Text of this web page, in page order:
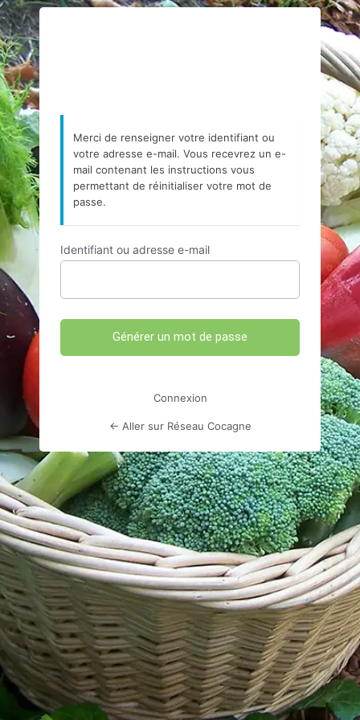
Mot
de
passe
oublié
https://
Merci de renseigner votre identifiant ou
votre adresse e-mail. Vous recevrez un e-
mail contenant les instructions vous
permettant de réinitialiser votre mot de
passe.
Identifiant ou adresse e-mail
Connexion
← Aller sur Réseau Cocagne